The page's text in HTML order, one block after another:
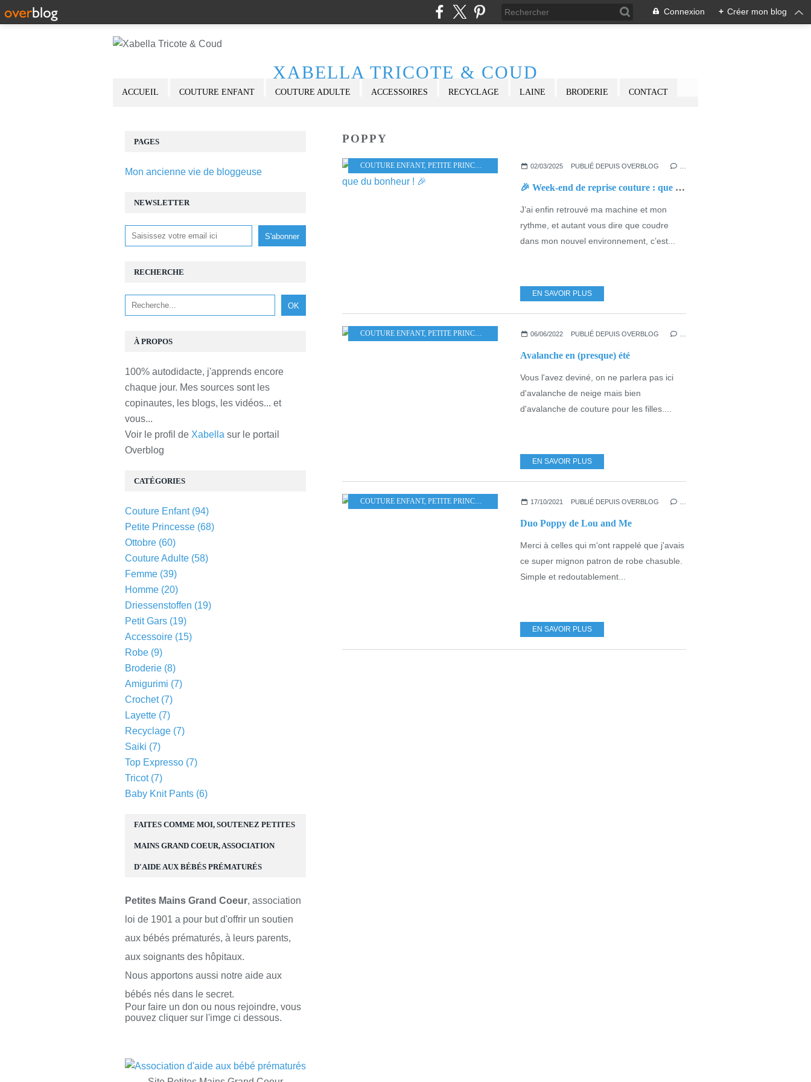
Connexion + Créer mon blog
XABELLA TRICOTE & COUD
ACCUEIL COUTURE ENFANT COUTURE ADULTE ACCESSOIRES RECYCLAGE LAINE BRODERIE CONTACT
POPPY
COUTURE ENFANT, PETITE PRINCESSE OTTOBRE ,COSY LITTLE WORLD,POPPY
02/03/2025 PUBLIÉ DEPUIS OVERBLOG
🎉 Week-end de reprise couture : que du bonheur ! 🎉
J’ai enfin retrouvé ma machine et mon
rythme, et autant vous dire que coudre
dans mon nouvel environnement, c’est...
EN SAVOIR PLUS
COUTURE ENFANT, PETITE PRINCESSE OTTOBRE ,SUNRAY, ROWE ,LITTLE LIZARD KING POPPY
06/06/2022 PUBLIÉ DEPUIS OVERBLOG
Avalanche en (presque) été
Vous l'avez deviné, on ne parlera pas ici
d'avalanche de neige mais bien
d'avalanche de couture pour les filles....
EN SAVOIR PLUS
COUTURE ENFANT, PETITE PRINCESSE LOU AND ME,ROBE POPPY
17/10/2021 PUBLIÉ DEPUIS OVERBLOG
Duo Poppy de Lou and Me
Merci à celles qui m'ont rappelé que j'avais
ce super mignon patron de robe chasuble.
Simple et redoutablement...
EN SAVOIR PLUS
NEWSLETTER
RECHERCHE
À PROPOS
100% autodidacte, j'apprends encore
chaque jour. Mes sources sont les
copinautes, les blogs, les vidéos... et
vous...
Voir le profil de Xabella sur le portail
Overblog
PAGES
Mon ancienne vie de bloggeuse
CATÉGORIES
Couture Enfant(94)
Petite Princesse (68)
Ottobre (60)
Couture Adulte (58)
Femme (39)
Homme (20)
Driessenstoffen (19)
Petit Gars (19)
Accessoire (15)
Robe (9)
Broderie (8)
Amigurimi (7)
Crochet(7)
Layette (7)
Recyclage (7)
Saiki (7)
Top Expresso (7)
Tricot(7)
Baby Knit Pants (6)
FAITES COMME MOI, SOUTENEZ PETITES
MAINS GRAND COEUR, ASSOCIATION
D'AIDE AUX BÉBÉS PRÉMATURÉS
Petites Mains Grand Coeur, association
loi de 1901 a pour but d'offrir un soutien
aux bébés prématurés, à leurs parents,
aux soignants des hôpitaux.
Nous apportons aussi notre aide aux
bébés nés dans le secret.
Pour faire un don ou nous rejoindre, vous
pouvez cliquer sur l'imge ci dessous.